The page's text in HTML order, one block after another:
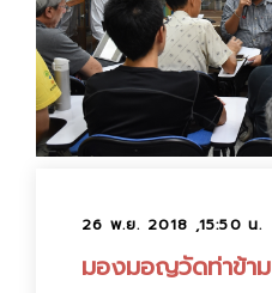
26 พ.ย. 2018 ,15:50 น.
มองมอญวัดท่าข้าม